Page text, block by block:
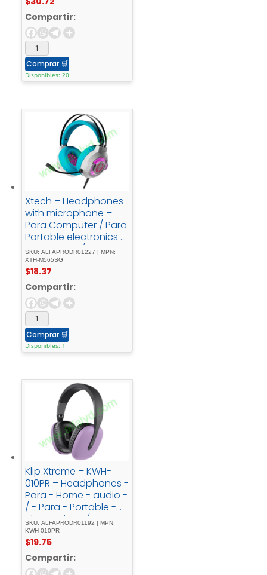
Cellular -
phoneWirelessWls -
Charging21h
Compartir:
Comprar 🛒
Disponibles: 20
Xtech – Headphones
with microphone –
Para Computer / Para
Portable electronics /
Para Tablet / Para
Cellular phone -
WiredGaming
SKU: ALFAPRODR01227 | MPN:
XTH-M565SG
$18.37
Compartir:
Comprar 🛒
Disponibles: 1
Klip Xtreme – KWH-
010PR – Headphones -
Para - Home - audio -
/ - Para - Portable -
electronics - / - Para -
Professional - audio -
/ - Para - Cellular -
phoneWireless25HrsP
urpleBT
SKU: ALFAPRODR01192 | MPN:
KWH-010PR
$19.75
Compartir: